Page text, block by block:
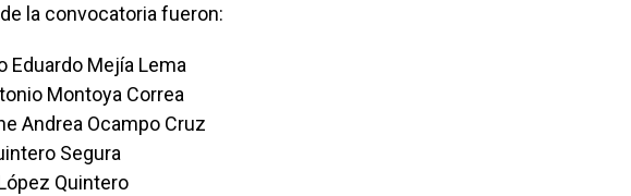
la convocatoria fueron:
Eduardo Mejía Lema
Montoya Correa
Andrea Ocampo Cruz
Segura
Quintero